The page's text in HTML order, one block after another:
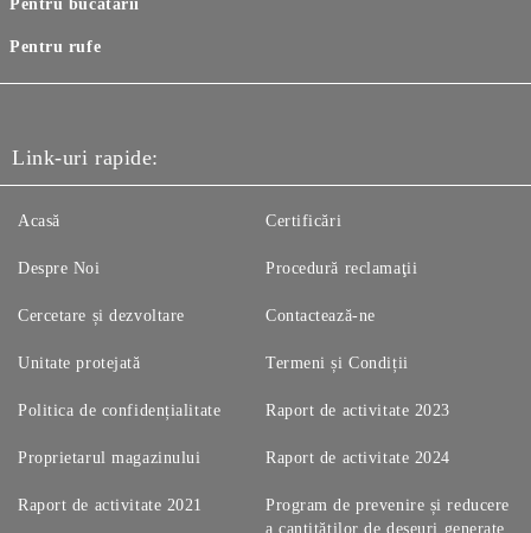
Pentru bucătării
Pentru rufe
Link-uri rapide:
Acasă
Despre Noi
Cercetare și dezvoltare
Unitate protejată
Certificări
Procedură reclamaţii
Contactează-ne
Termeni și Condiții
Politica de confidențialitate
Proprietarul magazinului
Raport de activitate 2021
Raport de activitate 2023
Raport de activitate 2024
Program de prevenire și reducere
a cantităților de deșeuri generate